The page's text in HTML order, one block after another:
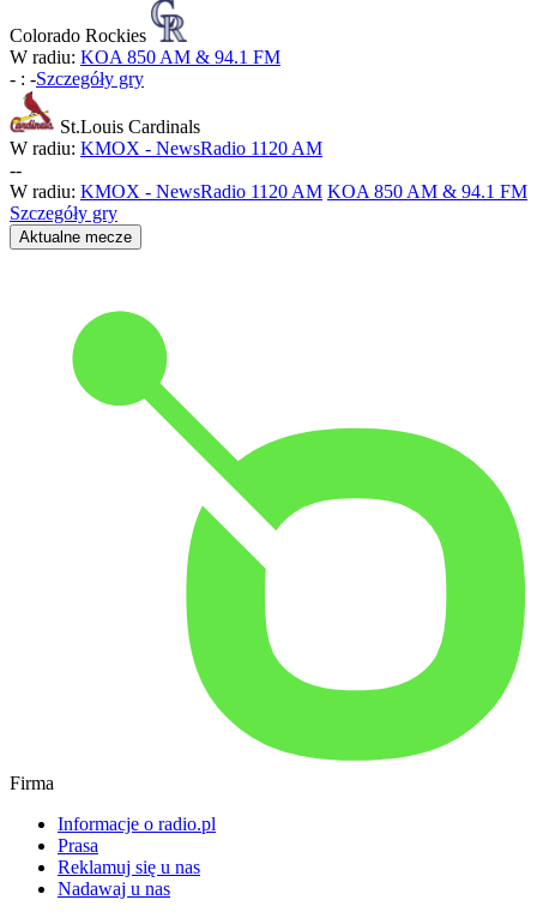
Colorado Rockies
W radiu: KOA 850 AM & 94.1 FM
- : -Szczegóły gry
St.Louis Cardinals
W radiu: KMOX - NewsRadio 1120 AM
--
W radiu: KMOX - NewsRadio 1120 AM KOA 850 AM & 94.1 FM
Szczegóły gry
Aktualne mecze
Firma
Informacje o radio.pl
Prasa
Reklamuj się u nas
Nadawaj u nas